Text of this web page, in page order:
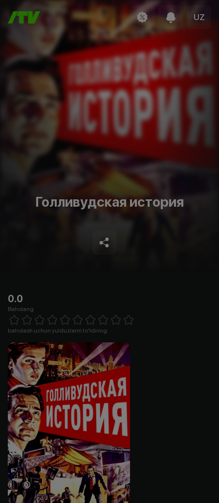
UZ
Голливудская история
0.0
Baholang
1 Star 2 Stars 3 Stars 4 Stars5 Stars 6 Stars7 Stars8 Stars
baholash uchun yulduzlarni to'ldiring